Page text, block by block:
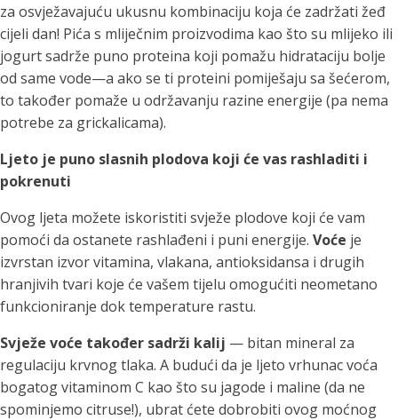
za osvježavajuću ukusnu kombinaciju koja će zadržati žeđ
cijeli dan! Pića s mliječnim proizvodima kao što su mlijeko ili
jogurt sadrže puno proteina koji pomažu hidrataciju bolje
od same vode—a ako se ti proteini pomiješaju sa šećerom,
to također pomaže u održavanju razine energije (pa nema
potrebe za grickalicama).
Ljeto je puno slasnih plodova koji će vas rashladiti i
pokrenuti
Ovog ljeta možete iskoristiti svježe plodove koji će vam
pomoći da ostanete rashlađeni i puni energije. Voće je
izvrstan izvor vitamina, vlakana, antioksidansa i drugih
hranjivih tvari koje će vašem tijelu omogućiti neometano
funkcioniranje dok temperature rastu.
Svježe voće također sadrži kalij — bitan mineral za
regulaciju krvnog tlaka. A budući da je ljeto vrhunac voća
bogatog vitaminom C kao što su jagode i maline (da ne
spominjemo citruse!), ubrat ćete dobrobiti ovog moćnog